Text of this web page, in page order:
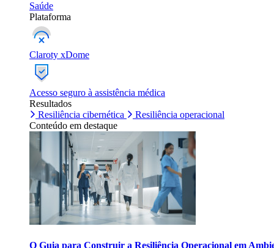
Saúde
Plataforma
Claroty xDome
Acesso seguro à assistência médica
Resultados
Resiliência cibernética
Resiliência operacional
Conteúdo em destaque
O Guia para Construir a Resiliência Operacional em